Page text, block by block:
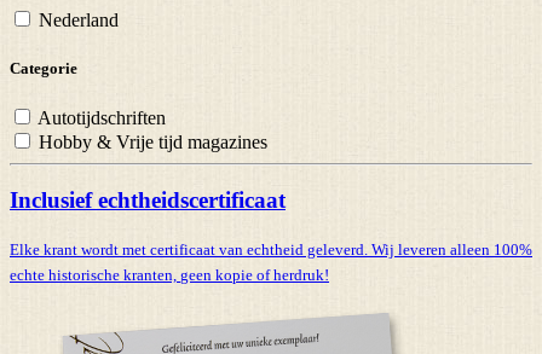
Nederland
Categorie
Autotijdschriften
Hobby & Vrije tijd magazines
Inclusief echtheidscertificaat
Elke krant wordt met certificaat van echtheid geleverd. Wij leveren alleen 100%
echte historische kranten, geen kopie of herdruk!